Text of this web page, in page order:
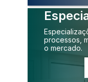
processos,
o mercado.